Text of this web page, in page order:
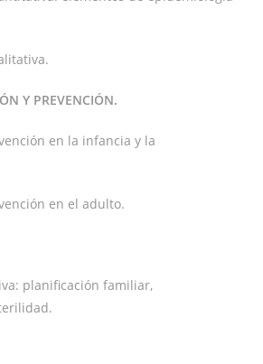
Y PREVENCIÓN.
en la infancia y la
en el adulto.
planificación familiar,